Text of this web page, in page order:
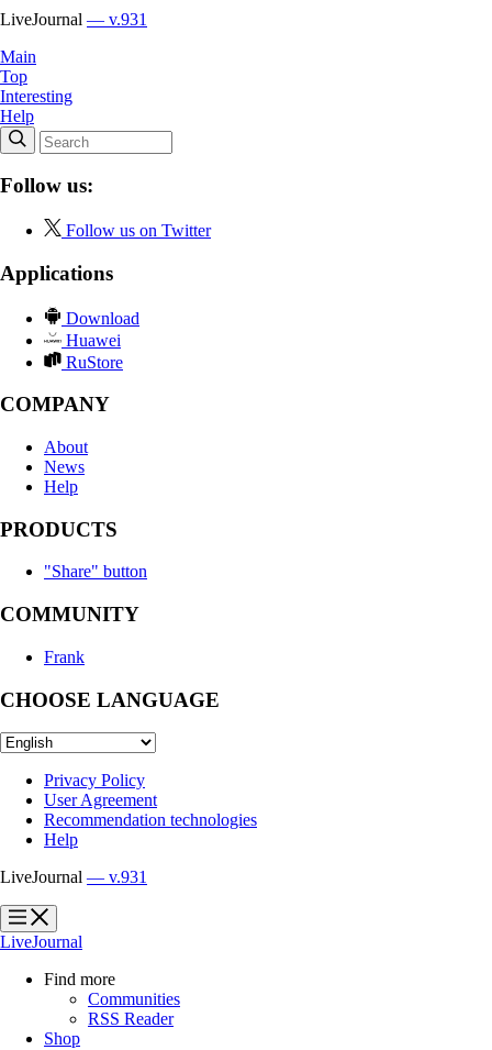
LiveJournal — v.931
Main
Top
Interesting
Help
Follow us:
Follow us on Twitter
Applications
Download
Huawei
RuStore
COMPANY
About
News
Help
PRODUCTS
"Share" button
COMMUNITY
Frank
CHOOSE LANGUAGE
Privacy Policy
User Agreement
Recommendation technologies
Help
LiveJournal — v.931
?
?
LiveJournal
Find more
Communities
RSS Reader
Shop